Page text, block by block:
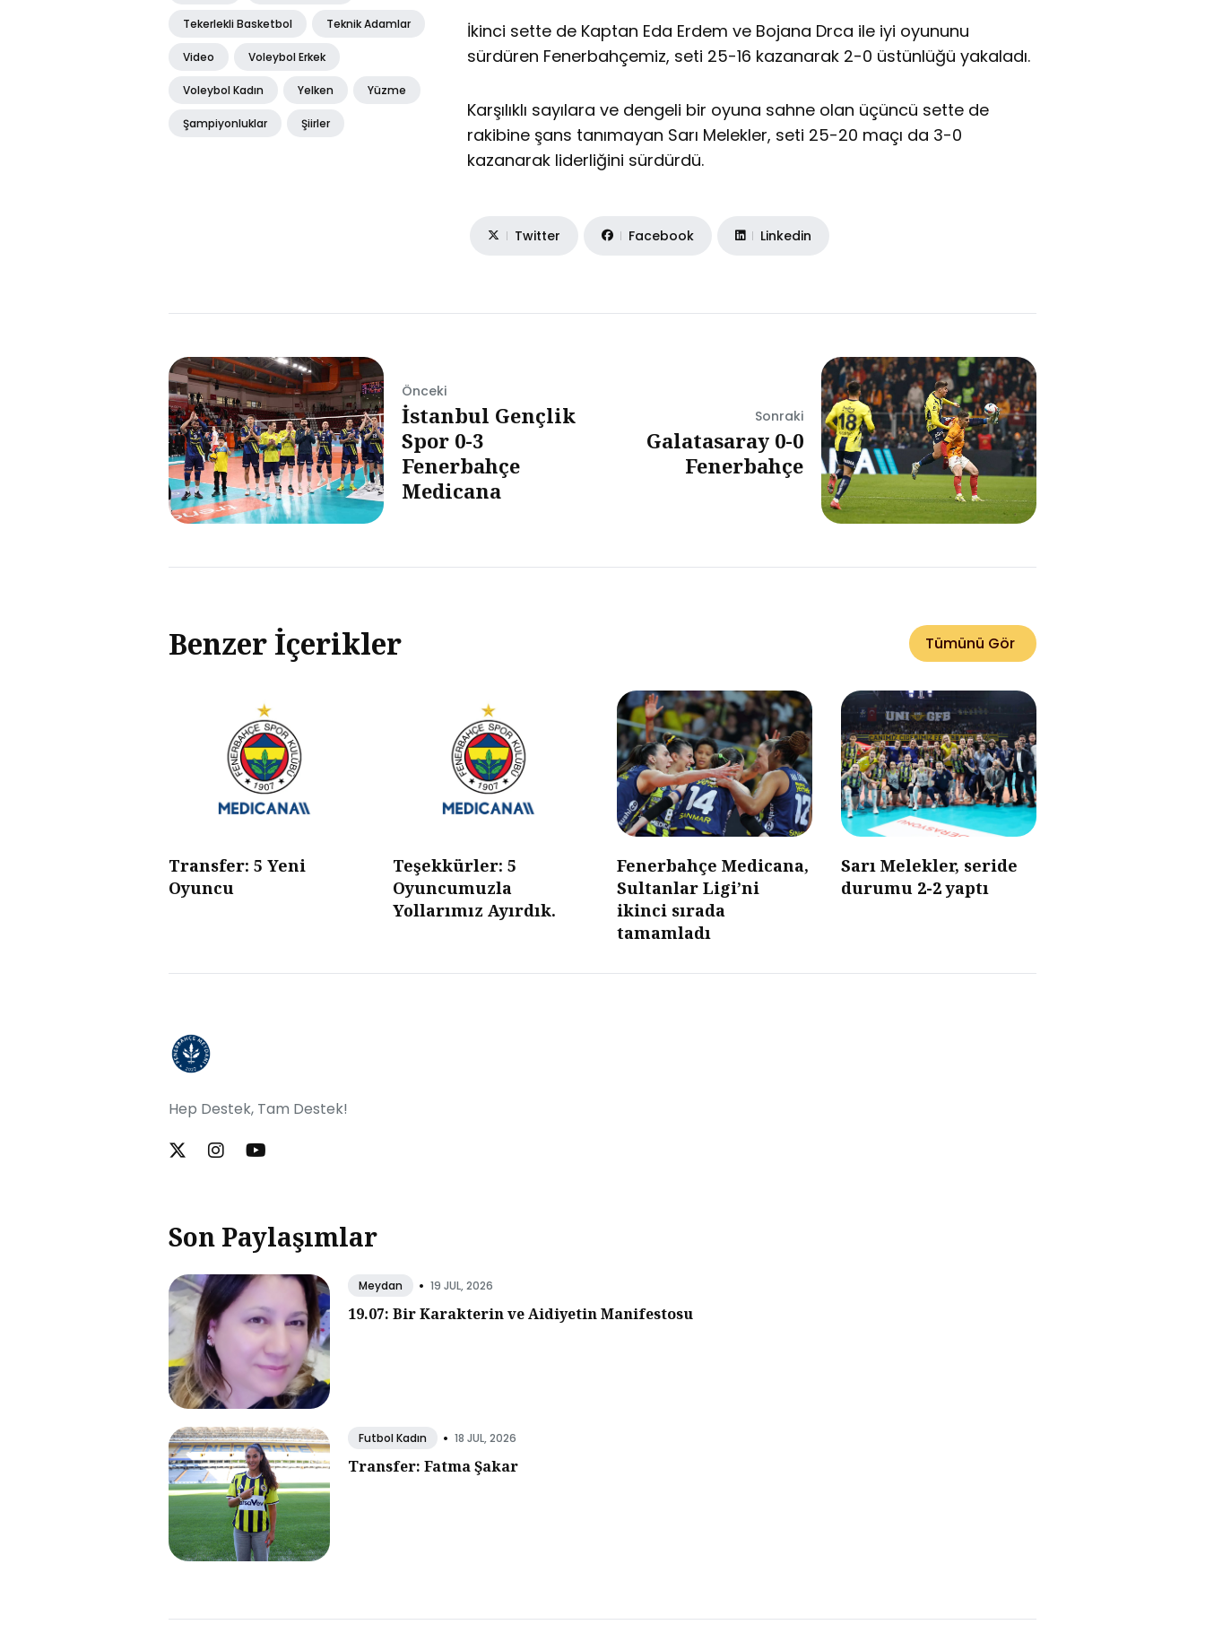
Tekerlekli Basketbol Teknik Adamlar
Video Voleybol Erkek
Voleybol Kadın Yelken Yüzme
Şampiyonluklar Şiirler
İkinci sette de Kaptan Eda Erdem ve Bojana Drca ile iyi oyununu
sürdüren Fenerbahçemiz, seti 25-16 kazanarak 2-0 üstünlüğü yakaladı.
Karşılıklı sayılara ve dengeli bir oyuna sahne olan üçüncü sette de
rakibine şans tanımayan Sarı Melekler, seti 25-20 maçı da 3-0
kazanarak liderliğini sürdürdü.
Twitter Facebook Linkedin
Önceki
İstanbul Gençlik
Spor 0-3
Fenerbahçe
Medicana
Sonraki
Galatasaray 0-0
Fenerbahçe
Benzer İçerikler Tümünü Gör
Transfer: 5 Yeni
Oyuncu
Teşekkürler: 5
Oyuncumuzla
Yollarımız Ayırdık.
Fenerbahçe Medicana,
Sultanlar Ligi’ni
ikinci sırada
tamamladı
Sarı Melekler, seride
durumu 2-2 yaptı
Hep Destek, Tam Destek!
Son Paylaşımlar
Meydan • 19 JUL, 2026
19.07: Bir Karakterin ve Aidiyetin Manifestosu
Futbol Kadın • 18 JUL, 2026
Transfer: Fatma Şakar